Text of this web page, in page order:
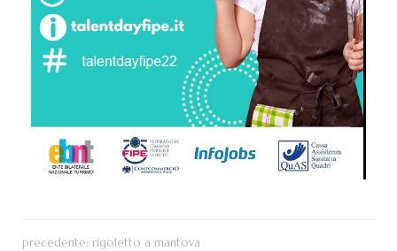
precedente: rigoletto a mantova